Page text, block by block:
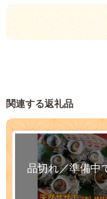
関連する返礼品
品切れ／準備中